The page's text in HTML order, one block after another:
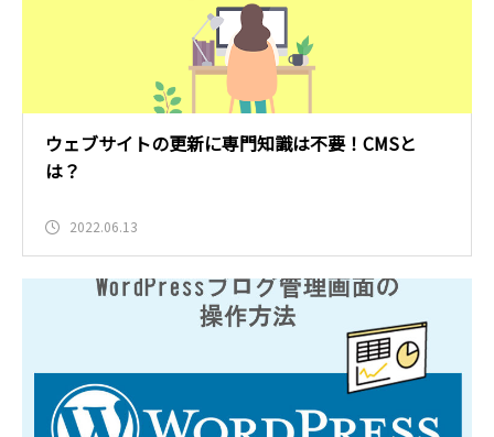
ウェブサイトの更新に専門知識は不要！CMSと
は？
2022.06.13